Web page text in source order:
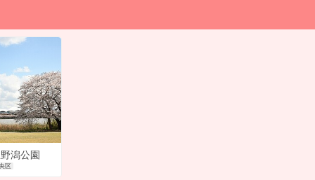
潟公園
区